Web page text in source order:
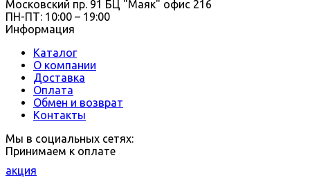
Московский пр. 91 БЦ "Маяк" офис 216
ПН-ПТ: 10:00 – 19:00
Информация
Каталог
О компании
Доставка
Оплата
Обмен и возврат
Контакты
Мы в социальных сетях:
Принимаем к оплате
акция